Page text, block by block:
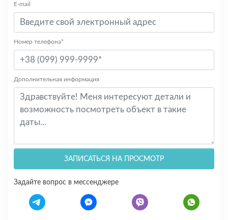
E-mail
Номер телефона*
Дополнительная информация
ЗАПИСАТЬСЯ НА ПРОСМОТР
Задайте вопрос в мессенджере